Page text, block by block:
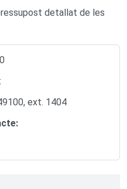
detallat de les
ext. 1404